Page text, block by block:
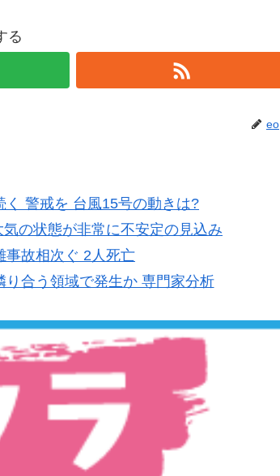
る
eo
警戒を 台風15号の動きは?
の状態が非常に不安定の見込み
事故相次ぐ 2人死亡
合う領域で発生か 専門家分析